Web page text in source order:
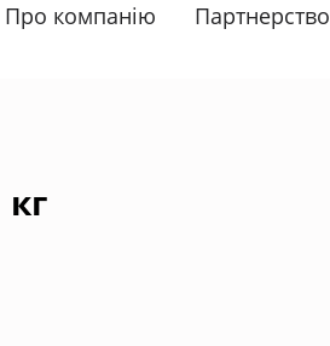
гриби
Про компанію Партнерство